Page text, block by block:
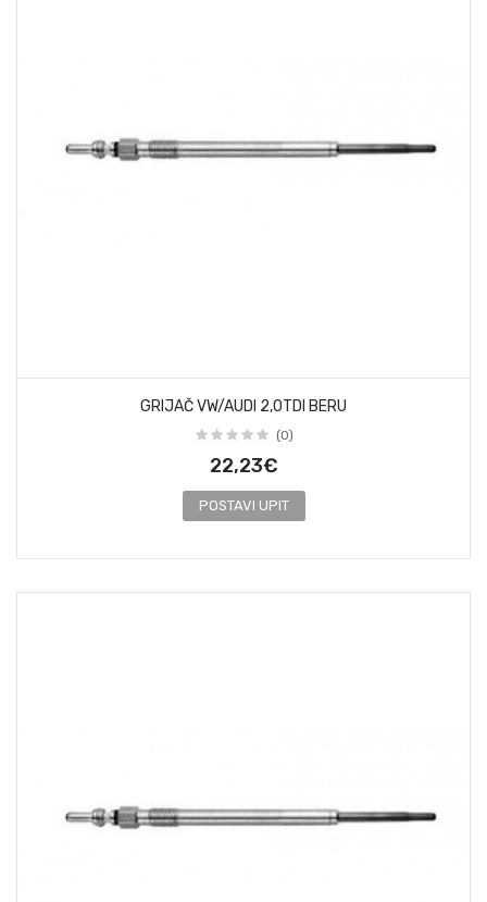
GRIJAČ VW/AUDI 2,0TDI BERU
(0)
22,23€
POSTAVI UPIT